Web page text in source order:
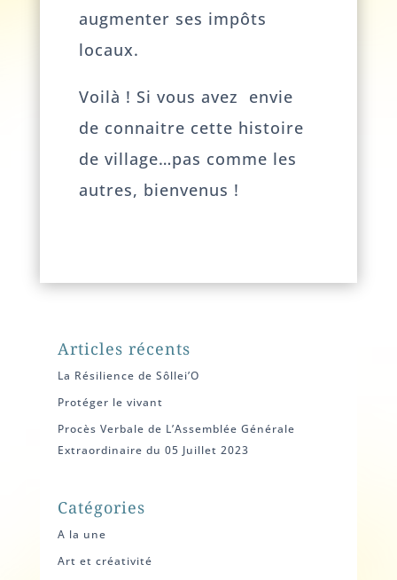
augmenter ses impôts
locaux.
Voilà ! Si vous avez envie
de connaitre cette histoire
de village…pas comme les
autres, bienvenus !
Articles récents
La Résilience de Sôllei’O
Protéger le vivant
Procès Verbale de L’Assemblée Générale
Extraordinaire du 05 Juillet 2023
Catégories
A la une
Art et créativité